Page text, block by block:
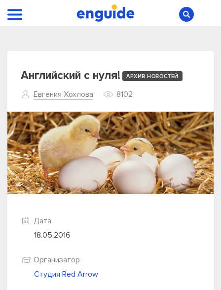
Английский с нуля! АРХИВ НОВОСТЕЙ
Евгения Хохлова 8102
Дата
18.05.2016
Организатор
Студия Red Arrow